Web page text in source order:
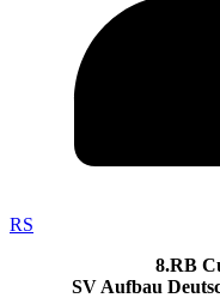
RS
8.RB
SV Aufbau